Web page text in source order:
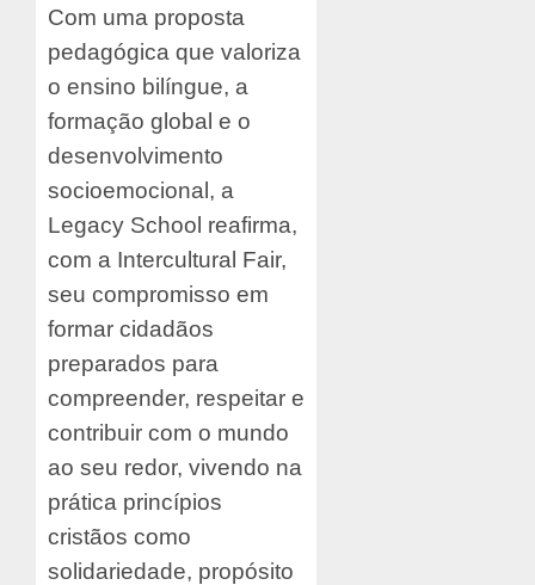
Com uma proposta
pedagógica que valoriza
o ensino bilíngue, a
formação global e o
desenvolvimento
socioemocional, a
Legacy School reafirma,
com a Intercultural Fair,
seu compromisso em
formar cidadãos
preparados para
compreender, respeitar e
contribuir com o mundo
ao seu redor, vivendo na
prática princípios
cristãos como
solidariedade, propósito